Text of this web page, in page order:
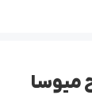
میوسا